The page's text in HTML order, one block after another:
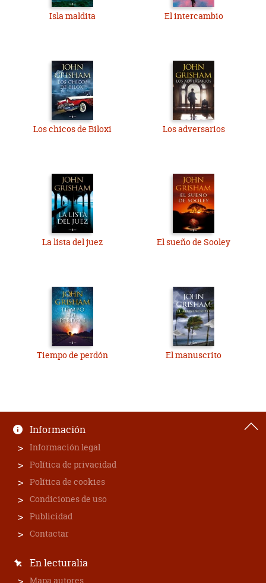
Isla maldita El intercambio
Los chicos de Biloxi Los adversarios
La lista del juez El sueño de Sooley
Tiempo de perdón El manuscrito
Información
Información legal
Política de privacidad
Política de cookies
Condiciones de uso
Publicidad
Contactar
En lecturalia
Mapa autores